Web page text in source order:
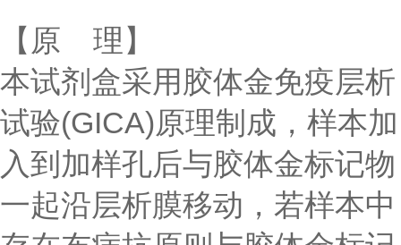
【原 理】
本试剂盒采用胶体金免疫层析
试验(GICA)原理制成，样本加
入到加样孔后与胶体金标记物
一起沿层析膜移动，若样本中